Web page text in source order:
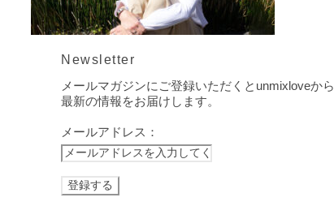
Newsletter
メールマガジンにご登録いただくとunmixloveから
最新の情報をお届けします。
メールアドレス：